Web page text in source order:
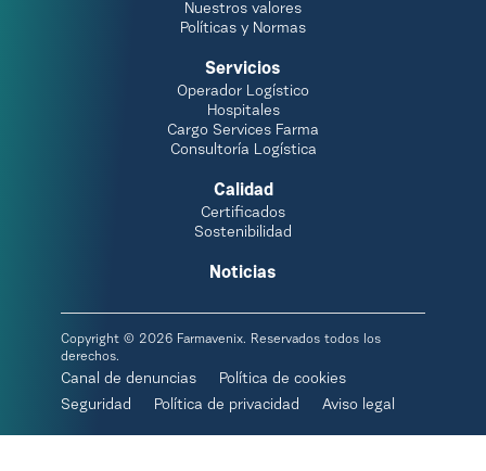
Nuestros valores
Políticas y Normas
Servicios
Operador Logístico
Hospitales
Cargo Services Farma
Consultoría Logística
Calidad
Certificados
Sostenibilidad
Noticias
Copyright © 2026 Farmavenix. Reservados todos los
derechos.
Canal de denuncias
Política de cookies
Seguridad
Política de privacidad Aviso legal